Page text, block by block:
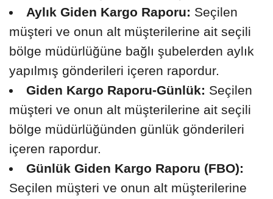
Aylık Giden Kargo Raporu: Seçilen
müşteri ve onun alt müşterilerine ait seçili
bölge müdürlüğüne bağlı şubelerden aylık
yapılmış gönderileri içeren rapordur.
Giden Kargo Raporu-Günlük: Seçilen
müşteri ve onun alt müşterilerine ait seçili
bölge müdürlüğünden günlük gönderileri
içeren rapordur.
Günlük Giden Kargo Raporu (FBO):
Seçilen müşteri ve onun alt müşterilerine